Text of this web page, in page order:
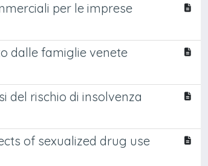
per le imprese
dalle famiglie venete
del rischio di insolvenza
of sexualized drug use